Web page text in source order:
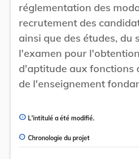
réglementation des
recrutement des
ainsi que des études, du
l'examen pour
d'aptitude aux fonctions
de l'enseignement
L'intitulé a été modifié.
Chronologie du projet